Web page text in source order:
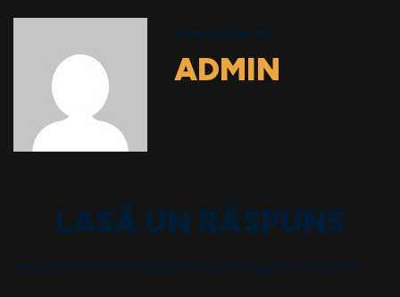
PUBLISHED BY
ADMIN
LASĂ UN RĂSPUNS
Adresa ta de email nu va fi publicată. Câmpurile obligatorii sunt marcate cu *